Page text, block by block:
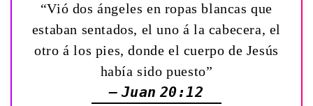
“Vió dos ángeles en ropas blancas que
estaban sentados, el uno á la cabecera, el
otro á los pies, donde el cuerpo de Jesús
había sido puesto”
— Juan 20:12